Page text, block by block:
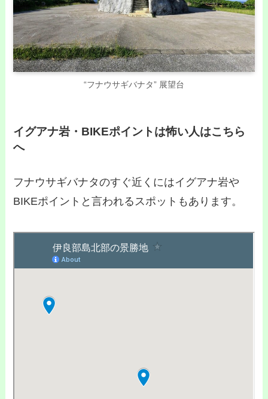
“フナウサギバナタ” 展望台
イグアナ岩・BIKEポイントは怖い人はこちら
へ
フナウサギバナタのすぐ近くにはイグアナ岩や
BIKEポイントと言われるスポットもあります。